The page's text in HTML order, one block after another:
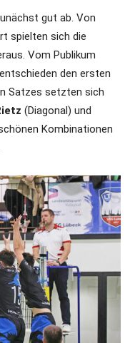
gut ab. Von
spielten sich die
Vom Publikum
den ersten
Satzes setzten sich
(Diagonal) und
Kombinationen